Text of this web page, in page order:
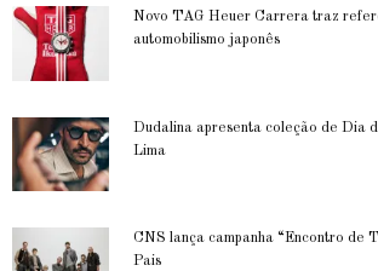
Novo TAG Heuer Carrera traz
automobilismo japonês
Dudalina apresenta coleção de Dia
Lima
CNS lança campanha “Encontro de
Pais